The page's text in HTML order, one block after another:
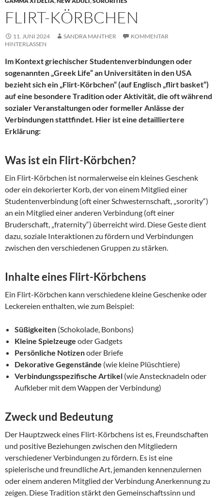
FLIRT-KÖRBCHEN
11. JUNI 2024 SANDRA MANTHER
KOMMENTAR
HINTERLASSEN
Im Kontext griechischer Studentenverbindungen oder
sogenannten „Greek Life“ an Universitäten in den USA
bezieht sich ein „Flirt-Körbchen“ (auf Englisch „flirt basket“)
auf eine besondere Tradition oder Aktivität, die oft während
sozialer Veranstaltungen oder formeller Anlässe der
Verbindungen stattfindet. Hier ist eine detailliertere
Erklärung:
Was ist ein Flirt-Körbchen?
Ein Flirt-Körbchen ist normalerweise ein kleines Geschenk
oder ein dekorierter Korb, der von einem Mitglied einer
Studentenverbindung (oft einer Schwesternschaft, „sorority“)
an ein Mitglied einer anderen Verbindung (oft einer
Bruderschaft, „fraternity“) überreicht wird. Diese Geste dient
dazu, soziale Interaktionen zu fördern und Verbindungen
zwischen den verschiedenen Gruppen zu stärken.
Inhalte eines Flirt-Körbchens
Ein Flirt-Körbchen kann verschiedene kleine Geschenke oder
Leckereien enthalten, wie zum Beispiel:
Süßigkeiten (Schokolade, Bonbons)
Kleine Spielzeuge oder Gadgets
Persönliche Notizenoder Briefe
Dekorative Gegenstände (wie kleine Plüschtiere)
Verbindungsspezifische Artikel (wie Anstecknadeln oder
Aufkleber mit dem Wappen der Verbindung)
Zweck und Bedeutung
Der Hauptzweck eines Flirt-Körbchens ist es, Freundschaften
und positive Beziehungen zwischen den Mitgliedern
verschiedener Verbindungen zu fördern. Es ist eine
spielerische und freundliche Art, jemanden kennenzulernen
oder einem anderen Mitglied der Verbindung Anerkennung zu
zeigen. Diese Tradition stärkt den Gemeinschaftssinn und